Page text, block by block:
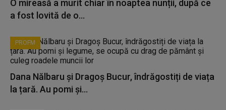
O mireasă a murit chiar în noaptea nunții, după ce
a fost lovită de o...
PROFM
Dana Nălbaru și Dragoș Bucur, îndrăgostiți de viața
la țară. Au pomi și...